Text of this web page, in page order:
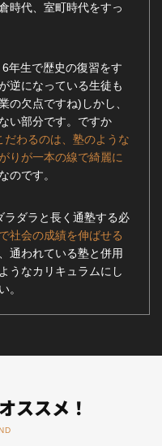
時代、室町時代をすっ
年生で歴史の復習をす
逆になっている生徒も
の欠点ですね)しかし、
い部分です。ですか
わるのは、塾のような
りが一本の線で綺麗に
なのです。
ラダラと長く通塾する必
社会の成績を伸ばせる
通われている塾と併用
うなカリキュラムにし
。
ススメ！